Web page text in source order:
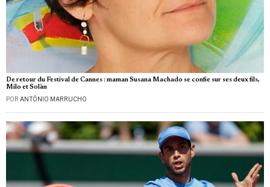
De retour du Festival de Cannes : maman Susana Machado se confie sur ses deux fils,
Milo et Solàn
POR ANTÓNIO MARRUCHO